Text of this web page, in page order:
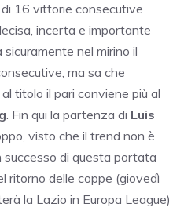
16 vittorie consecutive
incerta e importante
sicuramente nel mirino il
ma sa che
titolo il pari conviene più al
. Fin qui la partenza di Luis
visto che il trend non è
di questa portata
ritorno delle coppe (giovedì
la Lazio in Europa League)